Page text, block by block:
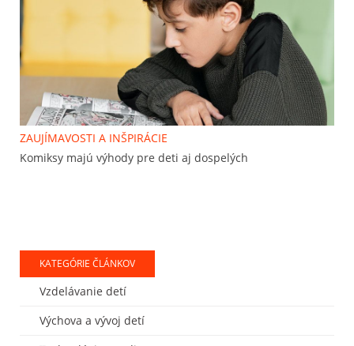
ZAUJÍMAVOSTI A INŠPIRÁCIE
Komiksy majú výhody pre deti aj dospelých
KATEGÓRIE ČLÁNKOV
Vzdelávanie detí
Výchova a vývoj detí